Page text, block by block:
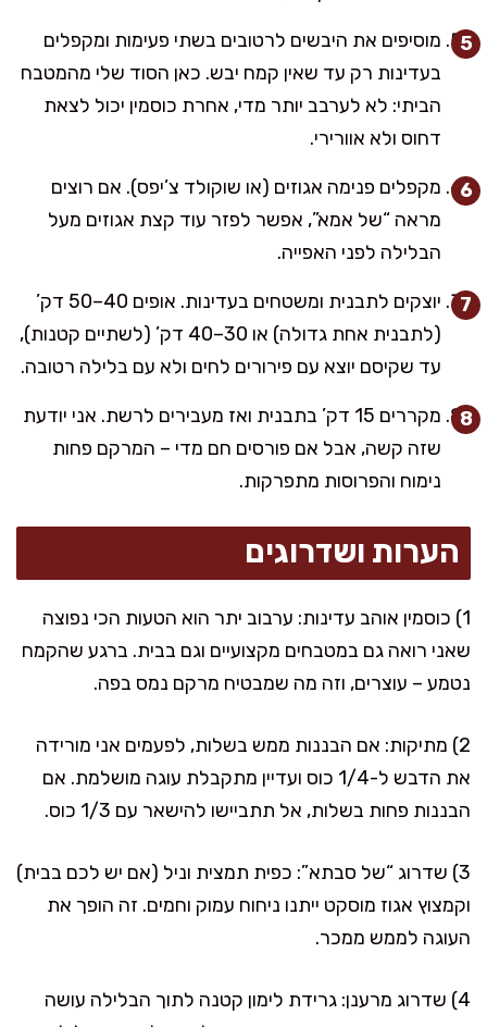
מוסיפים את היבשים לרטובים בשתי פעימות ומקפלים
בעדינות רק עד שאין קמח יבש. כאן הסוד שלי מהמטבח
הביתי: לא לערבב יותר מדי, אחרת כוסמין יכול לצאת
דחוס ולא אוורירי.
מקפלים פנימה אגוזים (או שוקולד צ’יפס). אם רוצים
מראה “של אמא”, אפשר לפזר עוד קצת אגוזים מעל
הבלילה לפני האפייה.
יוצקים לתבנית ומשטחים בעדינות. אופים 40–50 דק’
(לתבנית אחת גדולה) או 30–40 דק’ (לשתיים קטנות),
עד שקיסם יוצא עם פירורים לחים ולא עם בלילה רטובה.
מקררים 15 דק’ בתבנית ואז מעבירים לרשת. אני יודעת
שזה קשה, אבל אם פורסים חם מדי – המרקם פחות
נימוח והפרוסות מתפרקות.
הערות ושדרוגים
1) כוסמין אוהב עדינות: ערבוב יתר הוא הטעות הכי נפוצה
שאני רואה גם במטבחים מקצועיים וגם בבית. ברגע שהקמח
נטמע – עוצרים, וזה מה שמבטיח מרקם נמס בפה.
2) מתיקות: אם הבננות ממש בשלות, לפעמים אני מורידה
את הדבש ל-1/4 כוס ועדיין מתקבלת עוגה מושלמת. אם
הבננות פחות בשלות, אל תתביישו להישאר עם 1/3 כוס.
3) שדרוג “של סבתא”: כפית תמצית וניל (אם יש לכם בבית)
וקמצוץ אגוז מוסקט ייתנו ניחוח עמוק וחמים. זה הופך את
העוגה לממש ממכר.
4) שדרוג מרענן: גרידת לימון קטנה לתוך הבלילה עושה